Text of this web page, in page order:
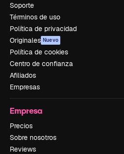
Soporte
Términos de uso
Política de privacidad
Originales Nuevo
Política de cookies
Centro de confianza
Afiliados
Empresas
Empresa
Precios
Sobre nosotros
Reviews